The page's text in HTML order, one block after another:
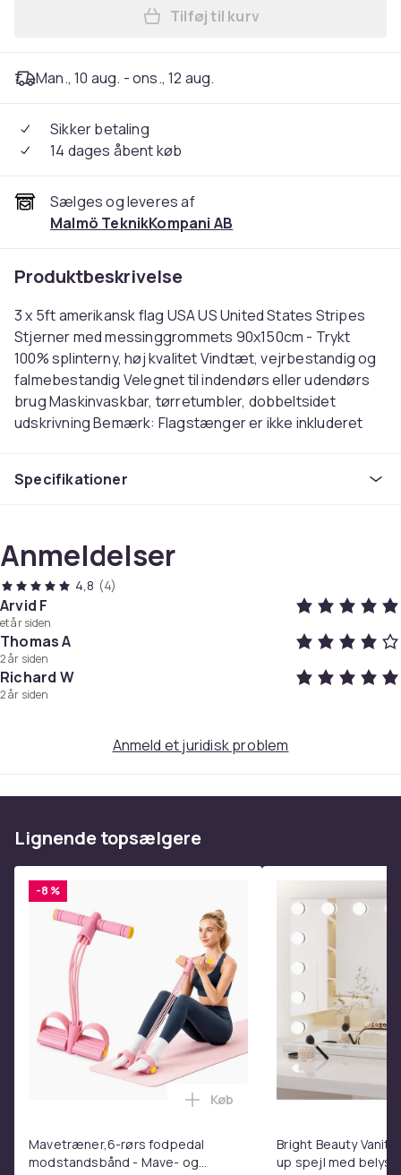
Læg 3 x 5 fod 90x150 cm
Tilføj til kurv
Man., 10 aug. - ons., 12 aug.
Sikker betaling
14 dages åbent køb
Sælges og leveres af
Malmö TeknikKompani AB
Produktbeskrivelse
3 x 5ft amerikansk flag USA US United States Stripes
Stjerner med messinggrommets 90x150cm - Trykt
100% splinterny, høj kvalitet Vindtæt, vejrbestandig og
falmebestandig Velegnet til indendørs eller udendørs
brug Maskinvaskbar, tørretumbler, dobbeltsidet
udskrivning Bemærk: Flagstænger er ikke inkluderet
tommer Pakken inkluderet: 1 x amerikansk flag Andre
Black
Vægt, gram
100
Varenr.
a36e55aa-a0ff-48ae-b51b-c50cbbc887e4
Produktsikkerhedsinformation
Specifikationer
Anmeldelser
4,8 (4)
Arvid F
et år siden
Thomas A
2 år siden
Richard W
2 år siden
Anmeld et juridisk problem
Lignende topsælgere
-8 %
Mavetræner,6-rørs fodpedal
modstandsbånd - Mave- og
Læg Mavetræner,6-rørs
Køb
Bright Beauty Vanity
up spejl med